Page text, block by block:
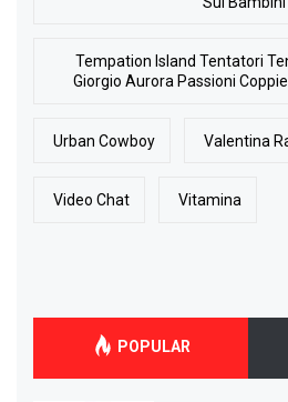
Tempation Island Tentatori
Giorgio Aurora Passioni
Urban Cowboy Valentina
Video Chat Vitamina
POPULAR